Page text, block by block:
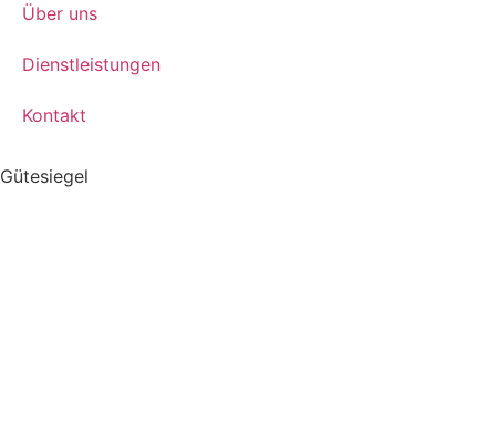
Über uns
Dienstleistungen
Kontakt
Gütesiegel